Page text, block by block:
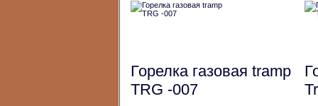
Горелка газовая tramp
TRG -007